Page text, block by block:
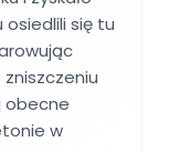
osiedlili się tu
obecne
w